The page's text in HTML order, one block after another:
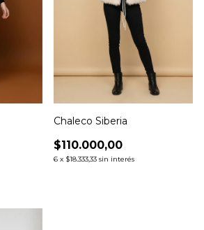
Chaleco Siberia
$110.000,00
6 x $18.333,33 sin interés